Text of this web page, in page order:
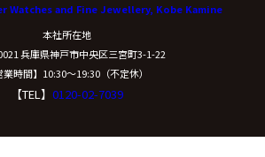
Watches and Fine Jewellery, Kobe Kamine
本社所在地
兵庫県神戸市中央区三宮町3-1-22
業時間】10:30〜19:30（不定休）
【TEL】 0120-02-7039